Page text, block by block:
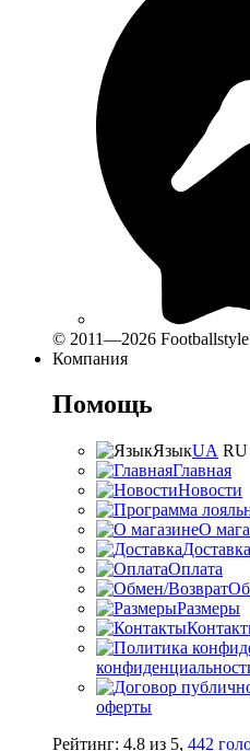
© 2011—2026 Footballstyle
Компания
Помощь
ЯзыкUA RU
Главная
Новости
О
Доставка
Оплата
Размеры
оферты
Рейтинг: 4.8 из 5, 442